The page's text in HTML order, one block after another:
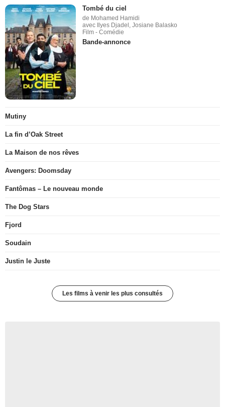
Tombé du ciel
de Mohamed Hamidi
avec Ilyes Djadel, Josiane Balasko
Film - Comédie
Bande-annonce
Mutiny
La fin d’Oak Street
La Maison de nos rêves
Avengers: Doomsday
Fantômas – Le nouveau monde
The Dog Stars
Fjord
Soudain
Justin le Juste
Les films à venir les plus consultés